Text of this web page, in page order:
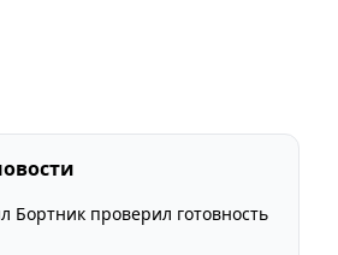
проверил готовность